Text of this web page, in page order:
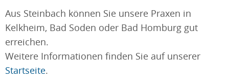
Aus Steinbach können Sie unsere Praxen in
Kelkheim, Bad Soden oder Bad Homburg gut
erreichen.
Weitere Informationen finden Sie auf unserer
Startseite.